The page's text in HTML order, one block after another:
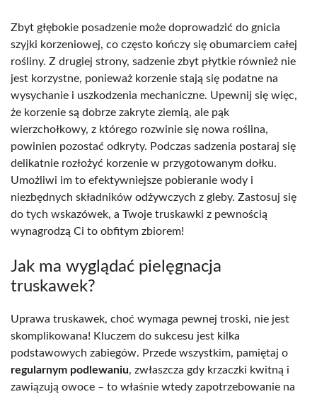
Zbyt głębokie posadzenie może doprowadzić do gnicia
szyjki korzeniowej, co często kończy się obumarciem całej
rośliny. Z drugiej strony, sadzenie zbyt płytkie również nie
jest korzystne, ponieważ korzenie stają się podatne na
wysychanie i uszkodzenia mechaniczne. Upewnij się więc,
że korzenie są dobrze zakryte ziemią, ale pąk
wierzchołkowy, z którego rozwinie się nowa roślina,
powinien pozostać odkryty. Podczas sadzenia postaraj się
delikatnie rozłożyć korzenie w przygotowanym dołku.
Umożliwi im to efektywniejsze pobieranie wody i
niezbędnych składników odżywczych z gleby. Zastosuj się
do tych wskazówek, a Twoje truskawki z pewnością
wynagrodzą Ci to obfitym zbiorem!
Jak ma wyglądać pielęgnacja
truskawek?
Uprawa truskawek, choć wymaga pewnej troski, nie jest
skomplikowana! Kluczem do sukcesu jest kilka
podstawowych zabiegów. Przede wszystkim, pamiętaj o
regularnym podlewaniu, zwłaszcza gdy krzaczki kwitną i
zawiązują owoce – to właśnie wtedy zapotrzebowanie na